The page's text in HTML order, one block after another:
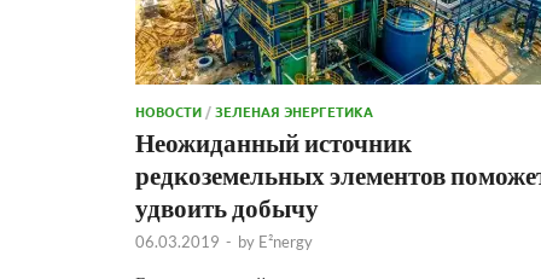
НОВОСТИ /ЗЕЛЕНАЯ ЭНЕРГЕТИКА
Неожиданный источник
редкоземельных элементов
удвоить добычу
06.03.2019 - by E²nergy